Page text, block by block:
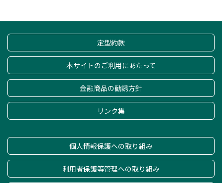
定型約款
本サイトのご利用にあたって
金融商品の勧誘方針
リンク集
個人情報保護への取り組み
利用者保護等管理への取り組み